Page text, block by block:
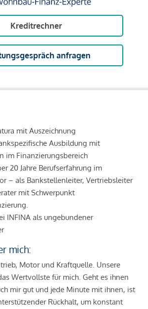
Kreditrechner
anfragen
mit Auszeichnung
Ausbildung mit
im Finanzierungsbereich
20 Jahre Berufserfahrung im
– als Bankstellenleiter, Vertriebsleiter
mit Schwerpunkt
INFINA als ungebundener
mich:
Motor und Kraftquelle. Unsere
Wertvollste für mich. Geht es ihnen
mir gut und jede Minute mit ihnen, ist
Rückhalt, um konstant